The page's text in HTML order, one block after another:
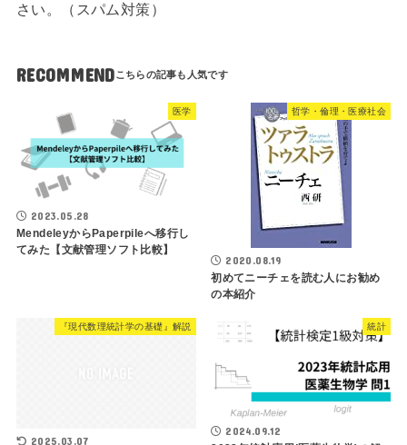
さい。（スパム対策）
RECOMMEND
医学
2023.05.28
MendeleyからPaperpileへ移行し
てみた【文献管理ソフト比較】
哲学・倫理・医療社会
2020.08.19
初めてニーチェを読む人にお勧め
の本紹介
『現代数理統計学の基礎』解説
2025.03.07
統計
2024.09.12